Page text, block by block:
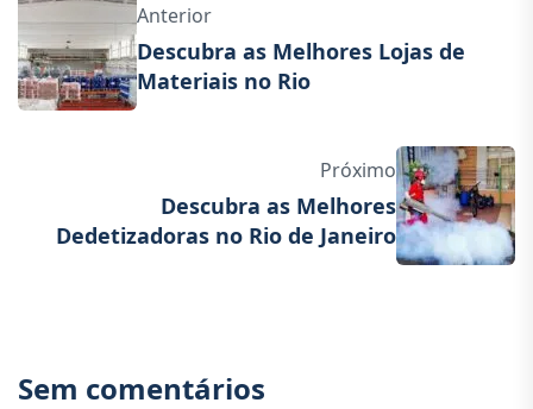
Anterior
Descubra as Melhores Lojas de
Materiais no Rio
Próximo
Descubra as Melhores
Dedetizadoras no Rio de Janeiro
Sem comentários